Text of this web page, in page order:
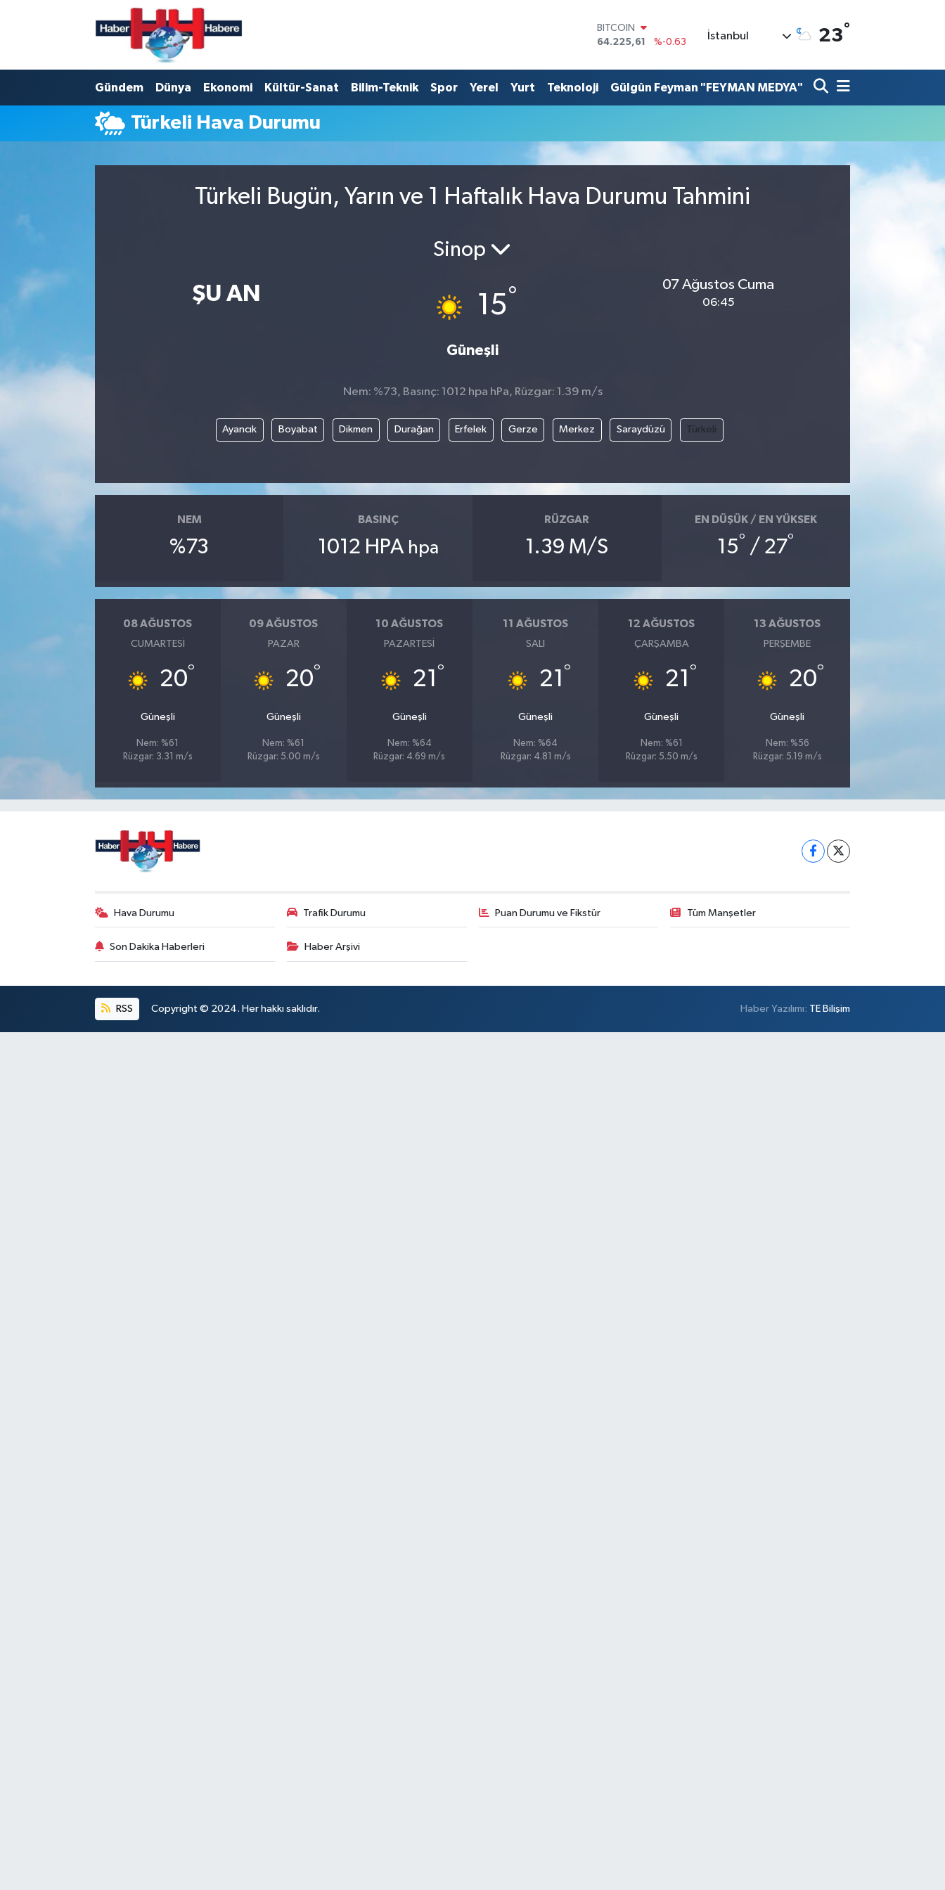
BITCOIN
64.225,61
%-0.63
47,7143
%0.16
EURO
GRAM ALTIN
BİST100
İstanbul 23°
Gündem Dünya Ekonomi Kültür-Sanat Bilim-Teknik Spor Yerel Yurt Teknoloji Gülgûn Feyman "FEYMAN MEDYA"
Türkeli Hava Durumu
Türkeli Bugün, Yarın ve 1 Haftalık Hava Durumu Tahmini
ŞU AN
Sinop
15°
Güneşli
07 Ağustos Cuma
06:45
Nem: %73, Basınç: 1012 hpa hPa, Rüzgar: 1.39 m/s
Ayancık Boyabat Dikmen Durağan Erfelek Gerze Merkez Saraydüzü Türkeli
NEM
%73
BASINÇ
1012 HPA hpa
RÜZGAR
1.39 M/S
EN DÜŞÜK / EN YÜKSEK
15° / 27°
08 AĞUSTOS
CUMARTESI
20°
Güneşli
Nem: %61
Rüzgar: 3.31 m/s
09 AĞUSTOS
PAZAR
20°
Güneşli
Nem: %61
Rüzgar: 5.00 m/s
10 AĞUSTOS
PAZARTESI
21 °
Güneşli
Nem: %64
Rüzgar: 4.69 m/s
11 AĞUSTOS
SALI
21 °
Güneşli
Nem: %64
Rüzgar: 4.81 m/s
12 AĞUSTOS
ÇARŞAMBA
21 °
Güneşli
Nem: %61
Rüzgar: 5.50 m/s
13 AĞUSTOS
PERŞEMBE
20°
Güneşli
Nem: %56
Rüzgar: 5.19 m/s
Hava Durumu Trafik Durumu Puan Durumu ve Fikstür Tüm Manşetler
Son Dakika Haberleri Haber Arşivi
RSS Copyright © 2024. Her hakkı saklıdır. Haber Yazılımı: TE Bilişim
Trafik Durumu
Süper Lig Puan Durumu ve Fikstür